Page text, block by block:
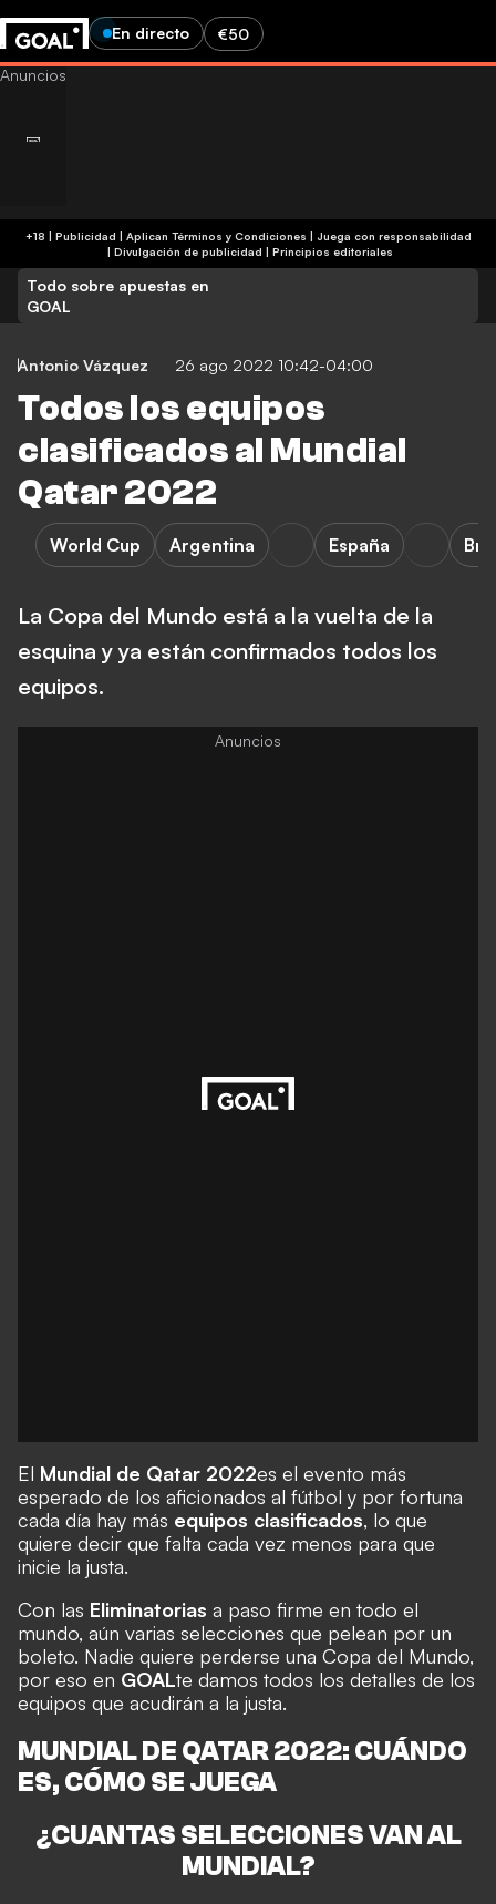
En directo €50
+18 | Publicidad | Aplican Términos y Condiciones | Juega con responsabilidad
| Divulgación de publicidad | Principios editoriales
Todo sobre apuestas en
GOAL
Antonio Vázquez 26 ago 2022 10:42-04:00
Todos los equipos
clasificados al Mundial
Qatar 2022
World Cup Argentina España
La Copa del Mundo está a la vuelta de la
esquina y ya están confirmados todos los
equipos.
El Mundial de Qatar 2022es el evento más
esperado de los aficionados al fútbol y por fortuna
cada día hay más equipos clasificados, lo que
quiere decir que falta cada vez menos para que
inicie la justa.
Con las Eliminatorias a paso firme en todo el
mundo, aún varias selecciones que pelean por un
boleto. Nadie quiere perderse una Copa del Mundo,
por eso en GOALte damos todos los detalles de los
equipos que acudirán a la justa.
MUNDIAL DE QATAR 2022: CUÁNDO
ES, CÓMO SE JUEGA
¿CUANTAS SELECCIONES VAN AL
MUNDIAL?